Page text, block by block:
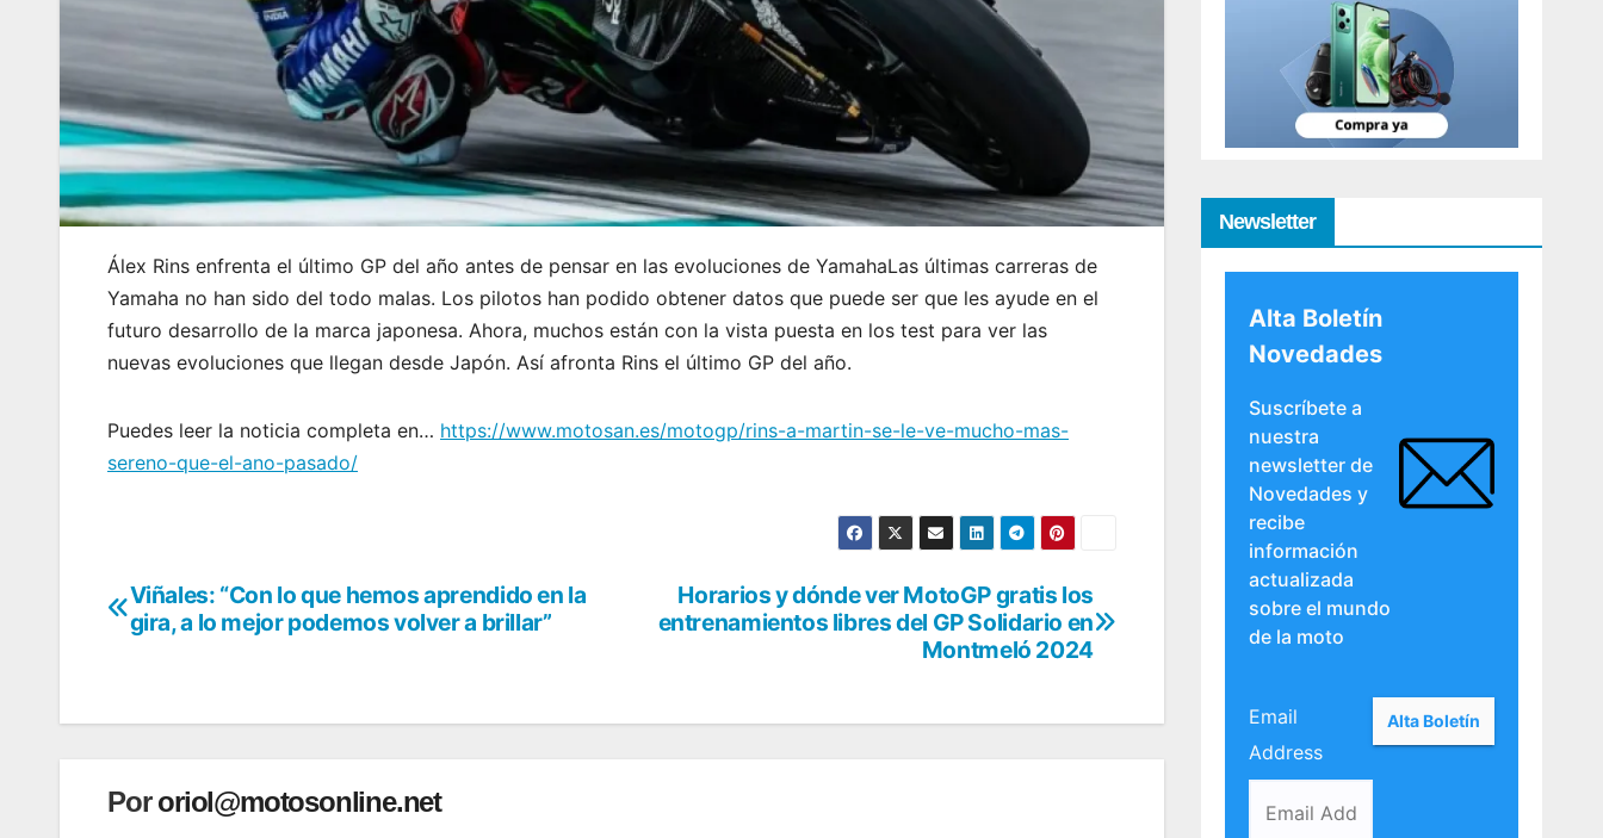
Álex Rins enfrenta el último GP del año antes de pensar en las evoluciones de YamahaLas últimas carreras de
Yamaha no han sido del todo malas. Los pilotos han podido obtener datos que puede ser que les ayude en el
futuro desarrollo de la marca japonesa. Ahora, muchos están con la vista puesta en los test para ver las
nuevas evoluciones que llegan desde Japón. Así afronta Rins el último GP del año.
Puedes leer la noticia completa en… https://www.motosan.es/motogp/rins-a-martin-se-le-ve-mucho-mas-
sereno-que-el-ano-pasado/
Navegación
Horarios y dónde ver MotoGP gratis los
entrenamientos libres del GP Solidario en
Montmeló 2024
Viñales: “Con lo que hemos aprendido en la
gira, a lo mejor podemos volver a brillar”
Pororiol@motosonline.net
Newsletter
Alta Boletín
Novedades
Suscríbete a
nuestra
newsletter de
Novedades y
recibe
información
actualizada
sobre el mundo
de la moto
Email
Address